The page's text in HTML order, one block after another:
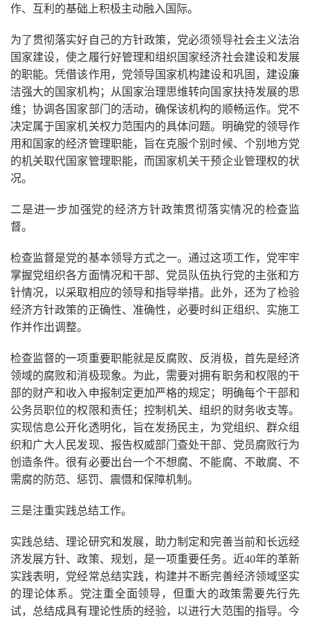
作、互利的基础上积极主动融入国际。
为了贯彻落实好自己的方针政策，党必须领导社会主义法治
国家建设，使之履行好管理和组织国家经济社会建设和发展
的职能。凭借该作用，党领导国家机构建设和巩固，建设廉
洁强大的国家机构；从国家治理思维转向国家扶持发展的思
维；协调各国家部门的活动，确保该机构的顺畅运作。党不
决定属于国家机关权力范围内的具体问题。明确党的领导作
用和国家的经济管理职能，旨在克服个别时候、个别地方党
的机关取代国家管理职能，而国家机关干预企业管理权的状
况。
二是进一步加强党的经济方针政策贯彻落实情况的检查监
督。
检查监督是党的基本领导方式之一。通过这项工作，党牢牢
掌握党组织各方面情况和干部、党员队伍执行党的主张和方
针情况，以采取相应的领导和指导举措。此外，还为了检验
经济方针政策的正确性、准确性，必要时纠正组织、实施工
作并作出调整。
检查监督的一项重要职能就是反腐败、反消极，首先是经济
领域的腐败和消极现象。为此，需要对拥有职务和权限的干
部的财产和收入申报制定更加严格的规定；明确每个干部和
公务员职位的权限和责任；控制机关、组织的财务收支等。
实现信息公开化透明化，旨在发扬民主，为党组织、群众组
织和广大人民发现、报告权威部门查处干部、党员腐败行为
创造条件。很有必要出台一个不想腐、不能腐、不敢腐、不
需腐的防范、惩罚、震慑和保障机制。
三是注重实践总结工作。
实践总结、理论研究和发展，助力制定和完善当前和长远经
济发展方针、政策、规划，是一项重要任务。近40年的革新
实践表明，党经常总结实践，构建并不断完善经济领域坚实
的理论体系。党注重全面领导，但重大的政策需要先行先
试，总结成具有理论性质的经验，以进行大范围的指导。今